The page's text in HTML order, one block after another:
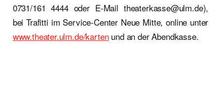
0731/161 4444 oder E-Mail theaterkasse@ulm.de),
bei Trafitti im Service-Center Neue Mitte, online unter
www.theater.ulm.de/kartenund an der Abendkasse.